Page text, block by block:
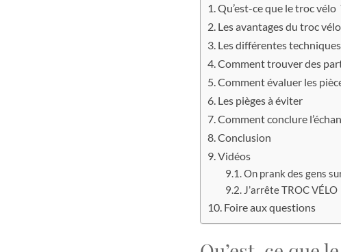
Qu’est-ce que le troc vélo
Les avantages du troc vélo
Les différentes
Comment trouver des
Comment évaluer les
Les pièges à éviter
Comment conclure
Conclusion
Vidéos
On prank des gens
J’arrête TROC VÉLO
Foire aux questions